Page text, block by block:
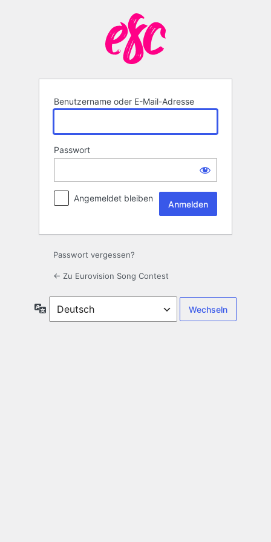
Benutzername oder E-Mail-Adresse
Passwort
Angemeldet bleiben
Passwort vergessen?
← Zu Eurovision Song Contest
Sprache